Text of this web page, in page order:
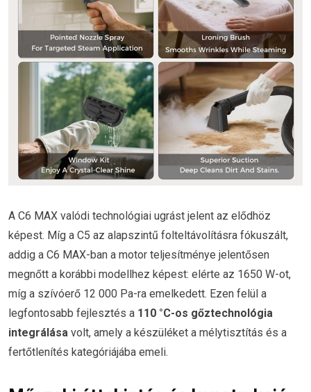
A C6 MAX valódi technológiai ugrást jelent az elődhöz
képest. Míg a C5 az alapszintű folteltávolításra fókuszált,
addig a C6 MAX-ban a motor teljesítménye jelentősen
megnőtt a korábbi modellhez képest: elérte az 1650 W-ot,
míg a szívóerő 12 000 Pa-ra emelkedett. Ezen felül a
legfontosabb fejlesztés a 110 °C-os gőztechnológia
integrálása volt, amely a készüléket a mélytisztítás és a
fertőtlenítés kategóriájába emeli.